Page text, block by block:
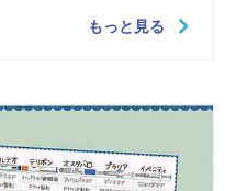
もっと見る